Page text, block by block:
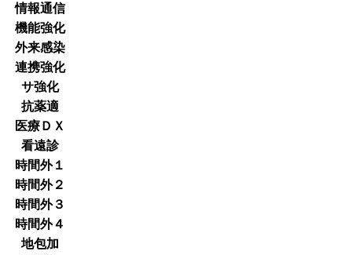
情報通信
機能強化
外来感染
連携強化
サ強化
抗薬適
医療ＤＸ
看遠診
時間外１
時間外２
時間外３
時間外４
地包加